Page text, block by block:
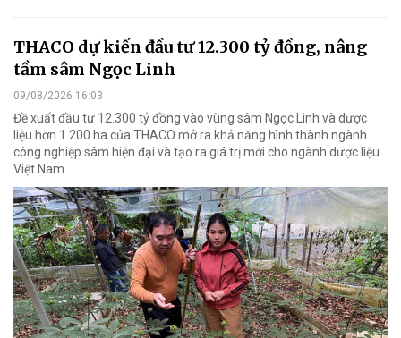
THACO dự kiến đầu tư 12.300 tỷ đồng, nâng
tầm sâm Ngọc Linh
09/08/2026 16:03
Đề xuất đầu tư 12.300 tỷ đồng vào vùng sâm Ngọc Linh và dược
liệu hơn 1.200 ha của THACO mở ra khả năng hình thành ngành
công nghiệp sâm hiện đại và tạo ra giá trị mới cho ngành dược liệu
Việt Nam.